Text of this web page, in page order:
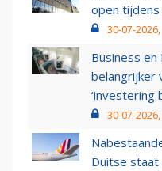
open
30-07-
Business
belangrijker
‘investering
30-07-
Duitse staat